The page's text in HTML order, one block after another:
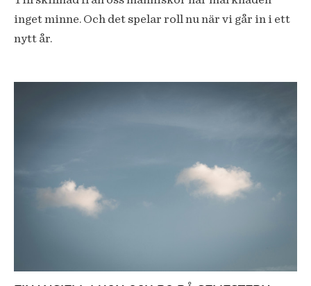
inget minne. Och det spelar roll nu när vi går in i ett
nytt år.